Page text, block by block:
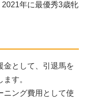
年に最優秀3歳牝
金として、引退馬を
す。
ニング費用として使